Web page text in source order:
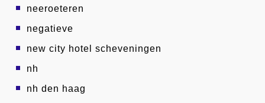
neeroeteren
negatieve
new city hotel scheveningen
nh
nh den haag